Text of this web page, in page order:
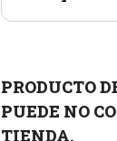
PRODUCTO
PUEDE NO
TIENDA.